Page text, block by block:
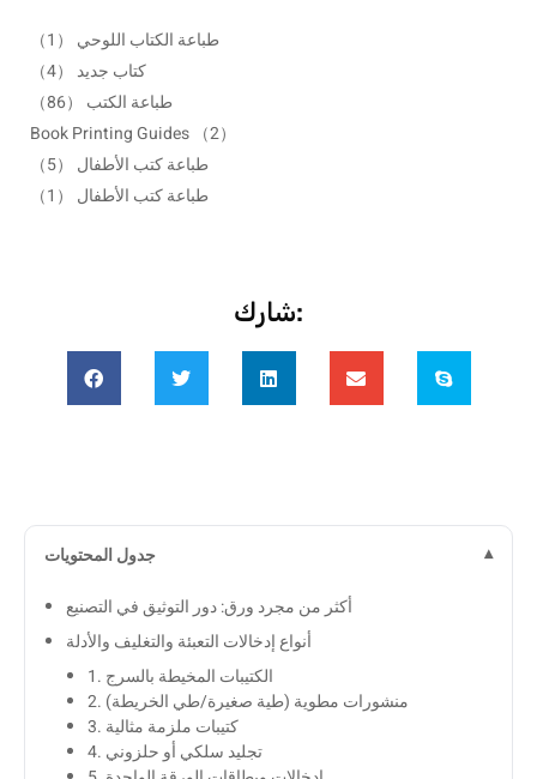
طباعة الكتاب اللوحي （1）
كتاب جديد （4）
طباعة الكتب （86）
Book Printing Guides （2）
طباعة كتب الأطفال （5）
طباعة كتب الأطفال （1）
شارك:
جدول المحتويات
أكثر من مجرد ورق: دور التوثيق في التصنيع
أنواع إدخالات التعبئة والتغليف والأدلة
1. الكتيبات المخيطة بالسرج
2. منشورات مطوية (طية صغيرة/طي الخريطة)
3. كتيبات ملزمة مثالية
4. تجليد سلكي أو حلزوني